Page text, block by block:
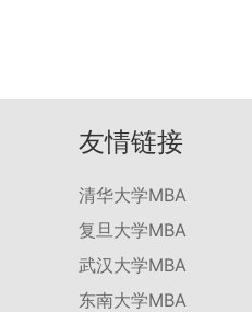
友情链接
清华大学MBA
复旦大学MBA
武汉大学MBA
东南大学MBA